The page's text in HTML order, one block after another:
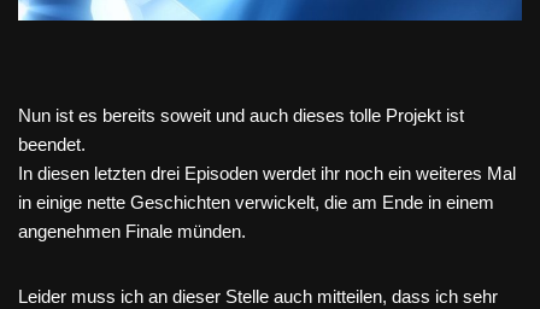
Nun ist es bereits soweit und auch dieses tolle Projekt ist
beendet.
In diesen letzten drei Episoden werdet ihr noch ein weiteres Mal
in einige nette Geschichten verwickelt, die am Ende in einem
angenehmen Finale münden.
Leider muss ich an dieser Stelle auch mitteilen, dass ich sehr